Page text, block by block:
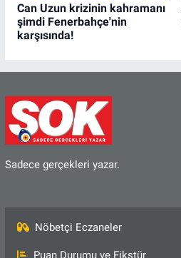
Can Uzun krizinin kahramanı
şimdi Fenerbahçe'nin
karşısında!
Sadece gerçekleri yazar.
Nöbetçi Eczaneler
Puan Durumu ve Fikstür